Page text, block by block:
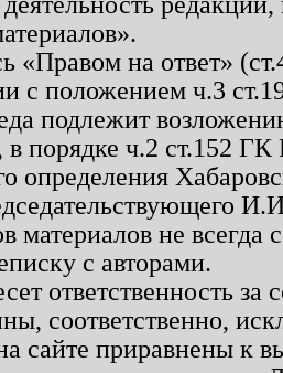
«Правом на ответ»
с положением ч.3
подлежит
порядке ч.2 ст.152
определения
материалов не
с авторами.
ответственность
соответственно,
сайте приравнены к